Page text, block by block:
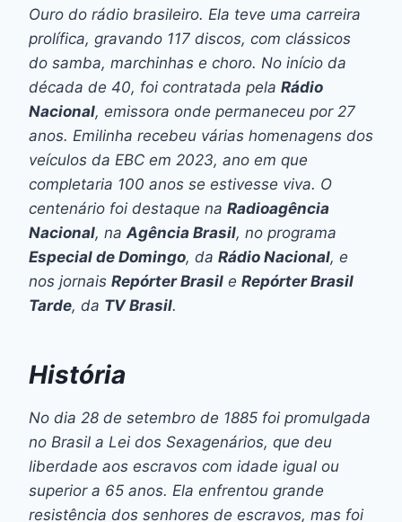
Ouro do rádio brasileiro. Ela teve uma carreira
prolífica, gravando 117 discos, com clássicos
do samba, marchinhas e choro. No início da
década de 40, foi contratada pela Rádio
Nacional, emissora onde permaneceu por 27
anos. Emilinha recebeu várias homenagens dos
veículos da EBC em 2023, ano em que
completaria 100 anos se estivesse viva. O
centenário foi destaque na Radioagência
Nacional, na Agência Brasil, no programa
Especial de Domingo, da Rádio Nacional, e
nos jornais Repórter Brasil e Repórter Brasil
Tarde, da TV Brasil.
História
No dia 28 de setembro de 1885 foi promulgada
no Brasil a Lei dos Sexagenários, que deu
liberdade aos escravos com idade igual ou
superior a 65 anos. Ela enfrentou grande
resistência dos senhores de escravos, mas foi